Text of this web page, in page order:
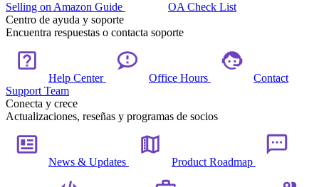
Selling on Amazon Guide
OA Check List
Centro de ayuda y soporte
Encuentra respuestas o contacta soporte
Help Center Office Hours
Contact
Support Team
Conecta y crece
Actualizaciones, reseñas y programas de socios
News & Updates Product Roadmap